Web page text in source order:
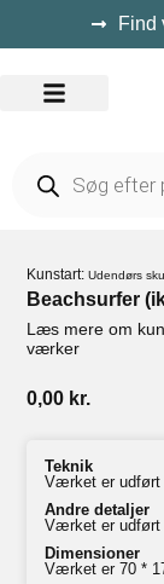
Find
Kunstart:Udendørs
Beachsurfer
Læs mere om
værker
0,00 kr.
Teknik
Værket er udført
Andre detaljer
Værket er udført
Dimensioner
Værket er 70 *